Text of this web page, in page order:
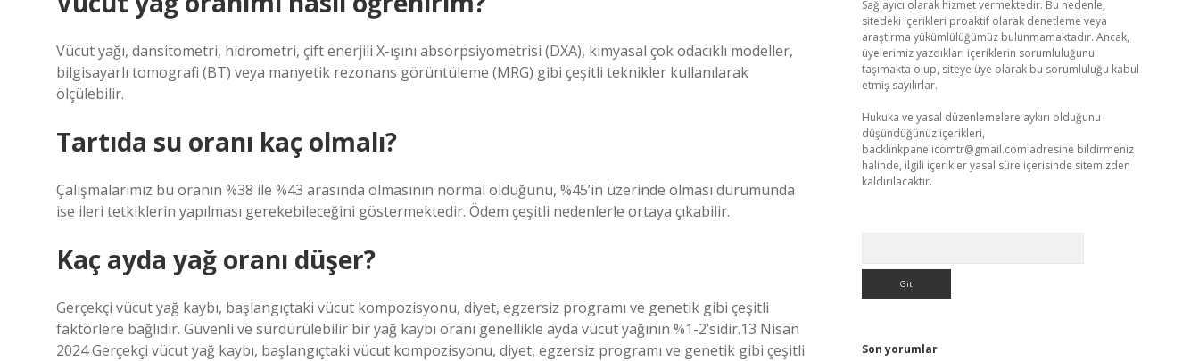
Vücut yağı, dansitometri, hidrometri, çift enerjili X-ışını absorpsiyometrisi (DXA), kimyasal çok odacıklı modeller,
bilgisayarlı tomografi (BT) veya manyetik rezonans görüntüleme (MRG) gibi çeşitli teknikler kullanılarak
ölçülebilir.
Tartıda su oranı kaç olmalı?
Çalışmalarımız bu oranın %38 ile %43 arasında olmasının normal olduğunu, %45’in üzerinde olması durumunda
ise ileri tetkiklerin yapılması gerekebileceğini göstermektedir. Ödem çeşitli nedenlerle ortaya çıkabilir.
Kaç ayda yağ oranı düşer?
Gerçekçi vücut yağ kaybı, başlangıçtaki vücut kompozisyonu, diyet, egzersiz programı ve genetik gibi çeşitli
faktörlere bağlıdır. Güvenli ve sürdürülebilir bir yağ kaybı oranı genellikle ayda vücut yağının %1-2’sidir.13 Nisan
2024 Gerçekçi vücut yağ kaybı, başlangıçtaki vücut kompozisyonu, diyet, egzersiz programı ve genetik gibi çeşitli
Sağlayıcı olarak hizmet vermektedir. Bu nedenle,
sitedeki içerikleri proaktif olarak denetleme veya
araştırma yükümlülüğümüz bulunmamaktadır. Ancak,
üyelerimiz yazdıkları içeriklerin sorumluluğunu
taşımakta olup, siteye üye olarak bu sorumluluğu kabul
etmiş sayılırlar.
Hukuka ve yasal düzenlemelere aykırı olduğunu
düşündüğünüz içerikleri,
backlinkpanelicomtr@gmail.com adresine bildirmeniz
halinde, ilgili içerikler yasal süre içerisinde sitemizden
kaldırılacaktır.
Son yorumlar